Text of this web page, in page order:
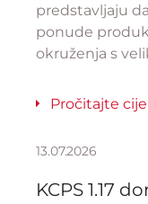
predstavljaju
ponude
okruženja s
Pročitajte
13.07.2026
KCPS 1.17